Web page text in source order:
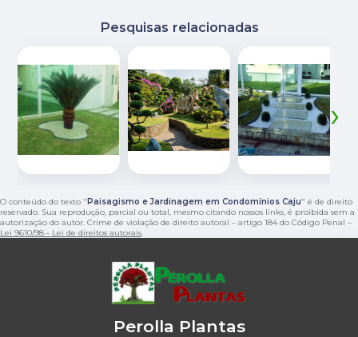
Pesquisas relacionadas
‹ ›
O conteúdo do texto " Paisagismo e Jardinagem em Condomínios Caju" é de direito
reservado. Sua reprodução, parcial ou total, mesmo citando nossos links, é proibida sem a
autorização do autor. Crime de violação de direito autoral – artigo 184 do Código Penal –
Lei 9610/98 - Lei de direitos autorais.
Perolla Plantas